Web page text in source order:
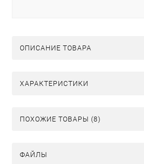
ОПИСАНИЕ ТОВАРА
ХАРАКТЕРИСТИКИ
ПОХОЖИЕ ТОВАРЫ (8)
ФАЙЛЫ